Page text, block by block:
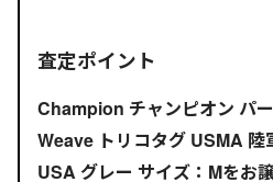
査定ポイント
Champion チャンピオン パ
Weave トリコタグ USMA
USA グレー サイズ：Mをお